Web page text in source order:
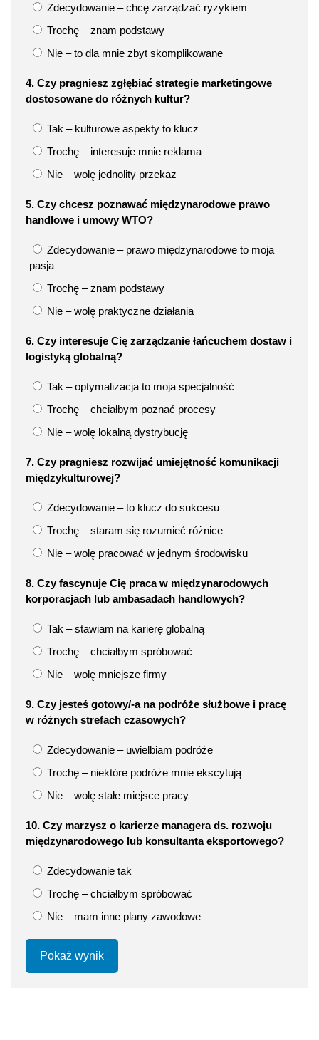
Zdecydowanie – chcę zarządzać ryzykiem
Trochę – znam podstawy
Nie – to dla mnie zbyt skomplikowane
4. Czy pragniesz zgłębiać strategie marketingowe
dostosowane do różnych kultur?
Tak – kulturowe aspekty to klucz
Trochę – interesuje mnie reklama
Nie – wolę jednolity przekaz
5. Czy chcesz poznawać międzynarodowe prawo
handlowe i umowy WTO?
Zdecydowanie – prawo międzynarodowe to moja
pasja
Trochę – znam podstawy
Nie – wolę praktyczne działania
6. Czy interesuje Cię zarządzanie łańcuchem dostaw i
logistyką globalną?
Tak – optymalizacja to moja specjalność
Trochę – chciałbym poznać procesy
Nie – wolę lokalną dystrybucję
7. Czy pragniesz rozwijać umiejętność komunikacji
międzykulturowej?
Zdecydowanie – to klucz do sukcesu
Trochę – staram się rozumieć różnice
Nie – wolę pracować w jednym środowisku
8. Czy fascynuje Cię praca w międzynarodowych
korporacjach lub ambasadach handlowych?
Tak – stawiam na karierę globalną
Trochę – chciałbym spróbować
Nie – wolę mniejsze firmy
9. Czy jesteś gotowy/-a na podróże służbowe i pracę
w różnych strefach czasowych?
Zdecydowanie – uwielbiam podróże
Trochę – niektóre podróże mnie ekscytują
Nie – wolę stałe miejsce pracy
10. Czy marzysz o karierze managera ds. rozwoju
międzynarodowego lub konsultanta eksportowego?
Zdecydowanie tak
Trochę – chciałbym spróbować
Nie – mam inne plany zawodowe
Pokaż wynik